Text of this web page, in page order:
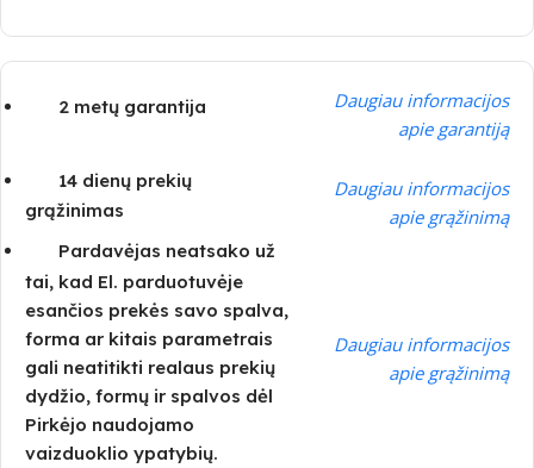
2 metų garantija
Daugiau informacijos
apie garantiją
14 dienų prekių
grąžinimas
Daugiau informacijos
apie grąžinimą
Pardavėjas neatsako už
tai, kad El. parduotuvėje
esančios prekės savo spalva,
forma ar kitais parametrais
gali neatitikti realaus prekių
dydžio, formų ir spalvos dėl
Pirkėjo naudojamo
vaizduoklio ypatybių.
Daugiau informacijos
apie grąžinimą